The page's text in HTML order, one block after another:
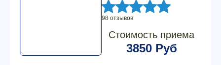
98 отзывов
Стоимость приема
3850 Руб